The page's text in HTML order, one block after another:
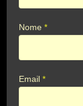
Nome*
Email*